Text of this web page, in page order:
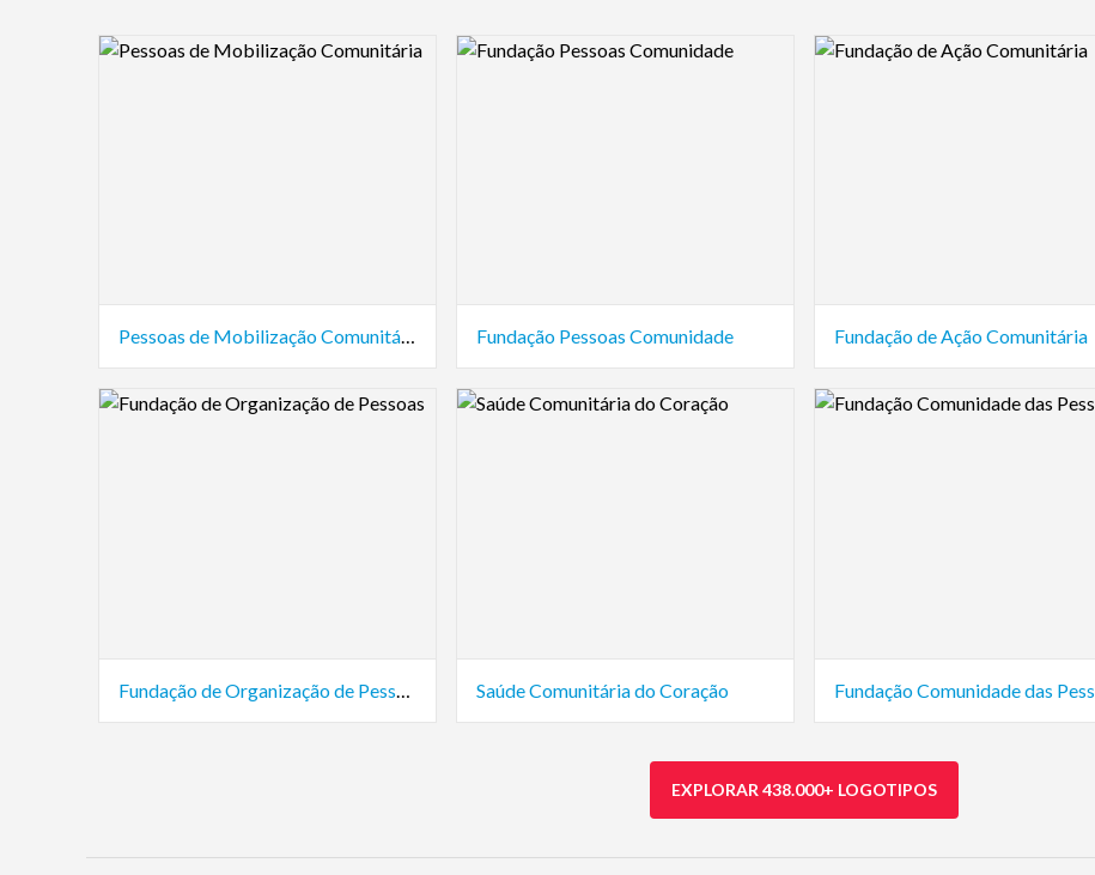
Logo Preview Image
Pessoas de Mobilização Comunitária
Logo Preview Image
Fundação Pessoas Comunidade
Logo Preview Image
Fundação de Ação Comunitária
Logo Preview Image
Fundação de Organização de Pessoas
Logo Preview Image
Saúde Comunitária do Coração
Logo Preview Image
Fundação Comunidade das
EXPLORAR 438.000+ LOGOTIPOS